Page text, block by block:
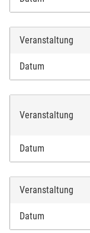
Veranstaltung
Datum
Veranstaltung
Datum
Veranstaltung
Datum